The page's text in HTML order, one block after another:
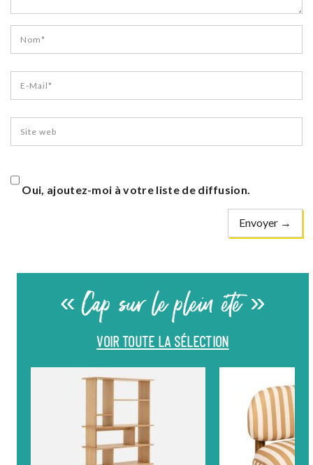
Oui, ajoutez-moi à votre liste de diffusion.
« Cap sur le plein été »
VOIR TOUTE LA SÉLECTION